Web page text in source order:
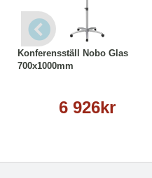
Konferensställ Nobo Glas
700x1000mm
6 926kr
Köp